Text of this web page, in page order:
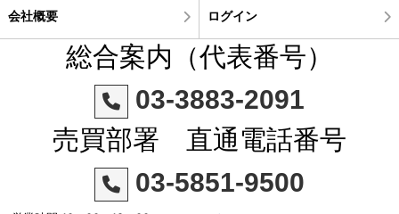
会社概要 ログイン
総合案内（代表番号）
03-3883-2091
売買部署 直通電話番号
03-5851-9500